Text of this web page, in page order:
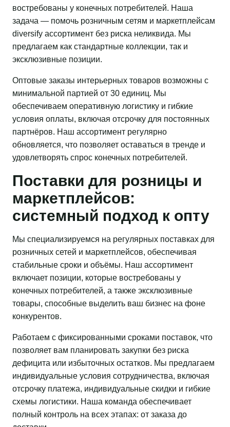
востребованы у конечных потребителей. Наша
задача — помочь розничным сетям и маркетплейсам
diversify ассортимент без риска неликвида. Мы
предлагаем как стандартные коллекции, так и
эксклюзивные позиции.
Оптовые заказы интерьерных товаров возможны с
минимальной партией от 30 единиц. Мы
обеспечиваем оперативную логистику и гибкие
условия оплаты, включая отсрочку для постоянных
партнёров. Наш ассортимент регулярно
обновляется, что позволяет оставаться в тренде и
удовлетворять спрос конечных потребителей.
Поставки для розницы и
маркетплейсов:
системный подход к опту
Мы специализируемся на регулярных поставках для
розничных сетей и маркетплейсов, обеспечивая
стабильные сроки и объёмы. Наш ассортимент
включает позиции, которые востребованы у
конечных потребителей, а также эксклюзивные
товары, способные выделить ваш бизнес на фоне
конкурентов.
Работаем с фиксированными сроками поставок, что
позволяет вам планировать закупки без риска
дефицита или избыточных остатков. Мы предлагаем
индивидуальные условия сотрудничества, включая
отсрочку платежа, индивидуальные скидки и гибкие
схемы логистики. Наша команда обеспечивает
полный контроль на всех этапах: от заказа до